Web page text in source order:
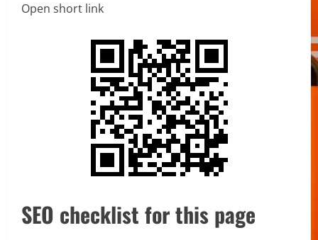
Open short link
SEO checklist for this page